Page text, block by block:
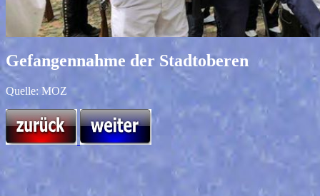
Gefangennahme der Stadtoberen
Quelle: MOZ